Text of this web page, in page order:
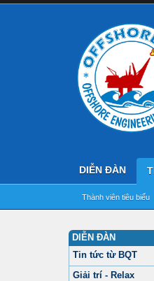
DIỄN ĐÀN
Thành viên tiêu biểu
DIỄN ĐÀN
Tin tức từ BQT
Giải trí - Relax